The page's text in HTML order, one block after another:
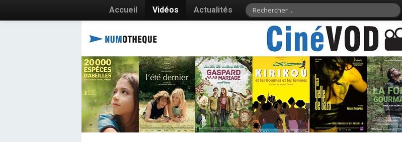
Accueil Vidéos Actualités